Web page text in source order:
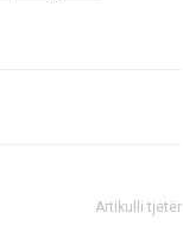
Artikulli tjetër